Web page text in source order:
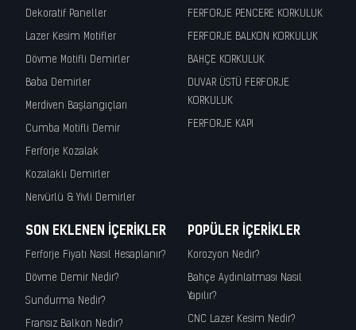
Dekoratif Paneller
Lazer Kesim Motifler
Dövme Motifli Demirler
Baba Demirler
Merdiven Başlangıçları
Cumba Motifli Demir
Ferforje Kozalak
Kozalaklı Demirler
Nervürlü & Yivli Demirler
FERFORJE PENCERE KORKULUK
FERFORJE BALKON KORKULUK
BAHÇE KORKULUK
DUVAR ÜSTÜ FERFORJE
KORKULUK
FERFORJE KAPI
SON EKLENEN İÇERIKLER
Ferforje Fiyatı Nasıl Hesaplanır?
Dövme Demir Nedir?
Sundurma Nedir?
Fransız Balkon Nedir?
POPÜLER İÇERIKLER
Korozyon Nedir?
Bahçe Aydınlatması Nasıl
Yapılır?
CNC Lazer Kesim Nedir?